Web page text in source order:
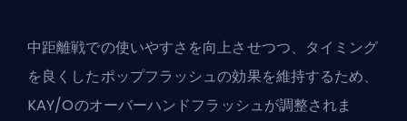
中距離戦での使いやすさを向上させつつ、タイミング
を良くしたポップフラッシュの効果を維持するため、
KAY/Oのオーバーハンドフラッシュが調整されま